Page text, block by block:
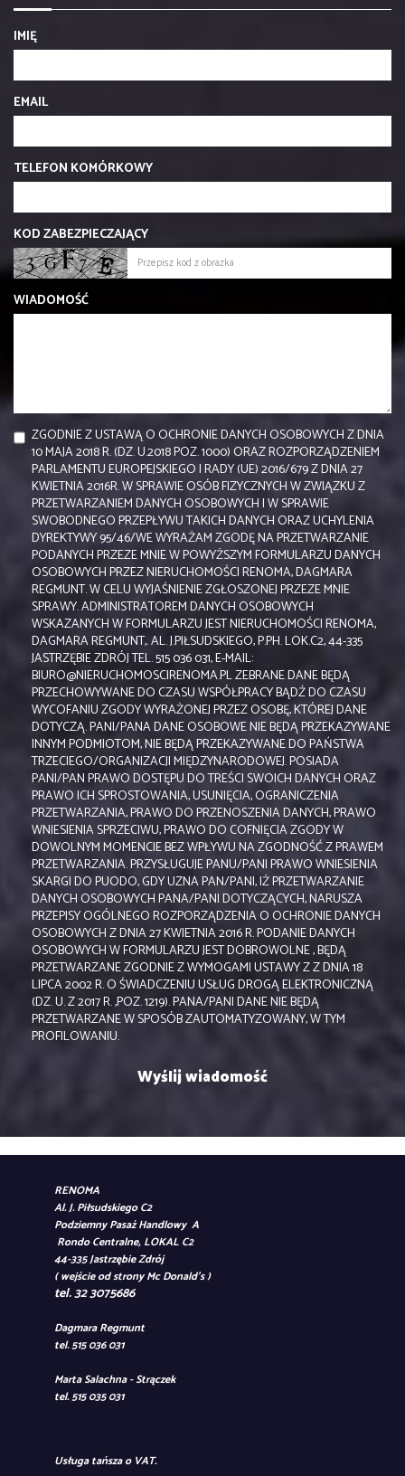
IMIĘ
EMAIL
TELEFON KOMÓRKOWY
KOD ZABEZPIECZAJĄCY
WIADOMOŚĆ
ZGODNIE Z USTAWĄ O OCHRONIE DANYCH OSOBOWYCH Z DNIA
10 MAJA 2018 R. (DZ. U.2018 POZ. 1000) ORAZ ROZPORZĄDZENIEM
PARLAMENTU EUROPEJSKIEGO I RADY (UE) 2016/679 Z DNIA 27
KWIETNIA 2016R. W SPRAWIE OSÓB FIZYCZNYCH W ZWIĄZKU Z
PRZETWARZANIEM DANYCH OSOBOWYCH I W SPRAWIE
SWOBODNEGO PRZEPŁYWU TAKICH DANYCH ORAZ UCHYLENIA
DYREKTYWY 95/46/WE WYRAŻAM ZGODĘ NA PRZETWARZANIE
PODANYCH PRZEZE MNIE W POWYŻSZYM FORMULARZU DANYCH
OSOBOWYCH PRZEZ NIERUCHOMOŚCI RENOMA, DAGMARA
REGMUNT. W CELU WYJAŚNIENIE ZGŁOSZONEJ PRZEZE MNIE
SPRAWY. ADMINISTRATOREM DANYCH OSOBOWYCH
WSKAZANYCH W FORMULARZU JEST NIERUCHOMOŚCI RENOMA,
DAGMARA REGMUNT,. AL. J.PIŁSUDSKIEGO, P.PH. LOK.C2, 44-335
JASTRZĘBIE ZDRÓJ TEL. 515 036 031, E-MAIL:
BIURO@NIERUCHOMOSCIRENOMA.PL ZEBRANE DANE BĘDĄ
PRZECHOWYWANE DO CZASU WSPÓŁPRACY BĄDŹ DO CZASU
WYCOFANIU ZGODY WYRAŻONEJ PRZEZ OSOBĘ, KTÓREJ DANE
DOTYCZĄ. PANI/PANA DANE OSOBOWE NIE BĘDĄ PRZEKAZYWANE
INNYM PODMIOTOM, NIE BĘDĄ PRZEKAZYWANE DO PAŃSTWA
TRZECIEGO/ORGANIZACJI MIĘDZYNARODOWEJ. POSIADA
PANI/PAN PRAWO DOSTĘPU DO TREŚCI SWOICH DANYCH ORAZ
PRAWO ICH SPROSTOWANIA, USUNIĘCIA, OGRANICZENIA
PRZETWARZANIA, PRAWO DO PRZENOSZENIA DANYCH, PRAWO
WNIESIENIA SPRZECIWU, PRAWO DO COFNIĘCIA ZGODY W
DOWOLNYM MOMENCIE BEZ WPŁYWU NA ZGODNOŚĆ Z PRAWEM
PRZETWARZANIA. PRZYSŁUGUJE PANU/PANI PRAWO WNIESIENIA
SKARGI DO PUODO, GDY UZNA PAN/PANI, IŻ PRZETWARZANIE
DANYCH OSOBOWYCH PANA/PANI DOTYCZĄCYCH, NARUSZA
PRZEPISY OGÓLNEGO ROZPORZĄDZENIA O OCHRONIE DANYCH
OSOBOWYCH Z DNIA 27 KWIETNIA 2016 R. PODANIE DANYCH
OSOBOWYCH W FORMULARZU JEST DOBROWOLNE , BĘDĄ
PRZETWARZANE ZGODNIE Z WYMOGAMI USTAWY Z Z DNIA 18
LIPCA 2002 R. O ŚWIADCZENIU USŁUG DROGĄ ELEKTRONICZNĄ
(DZ. U. Z 2017 R. ,POZ. 1219). PANA/PANI DANE NIE BĘDĄ
PRZETWARZANE W SPOSÓB ZAUTOMATYZOWANY, W TYM
PROFILOWANIU.
RENOMA
Al. J. Piłsudskiego C2
Podziemny Pasaż Handlowy A
Rondo Centralne, LOKAL C2
44-335 Jastrzębie Zdrój
( wejście od strony Mc Donald's )
tel. 32 3075686
Dagmara Regmunt
tel. 515 036 031
Marta Salachna - Strączek
tel. 515 035 031
Usługa tańsza o VAT.